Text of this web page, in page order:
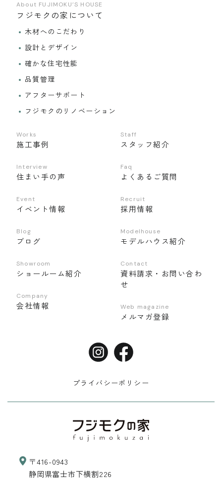
〒416-0943
静岡県富士市下横割226
プライバシーポリシー
About FUJIMOKU’S HOUSE
フジモクの家について
木材へのこだわり
設計とデザイン
確かな住宅性能
品質管理
アフターサポート
フジモクのリノベーション
Works
施工事例
Interview
住まい手の声
Event
イベント情報
Blog
ブログ
Showroom
ショールーム紹介
Company
会社情報
Staff
スタッフ紹介
Faq
よくあるご質問
Recruit
採用情報
Modelhouse
モデルハウス紹介
Contact
資料請求・お問い合わ
せ
Web magazine
メルマガ登録